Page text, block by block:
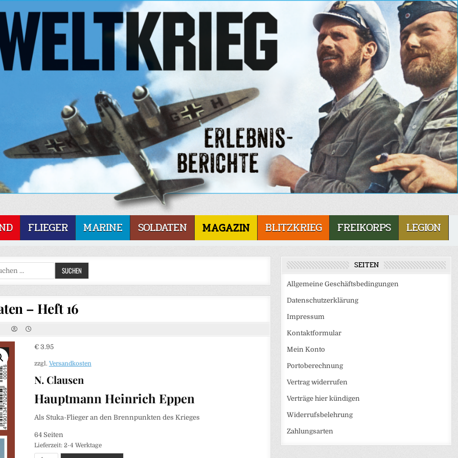
FLIEGER MARINE SOLDATEN MAGAZIN BLITZKRIEG FREIKORPS LEGION
SUCHEN
– Heft 16
€3.95
zzgl. Versandkosten
N. Clausen
Hauptmann Heinrich Eppen
Als Stuka-Flieger an den Brennpunkten des Krieges
64 Seiten
Lieferzeit: 2-4 Werktage
SEITEN
Allgemeine Geschäftsbedingungen
Datenschutzerklärung
Impressum
Kontaktformular
Mein Konto
Portoberechnung
Vertrag widerrufen
Verträge hier kündigen
Widerrufsbelehrung
Zahlungsarten